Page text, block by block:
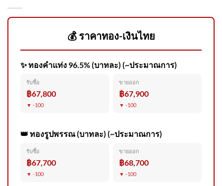
ปิดล้อม 5 ชั่วโมง จับ “หมวดชัย”
ตำรวจเกษียณ บุกยิvหนุ่มฉุนไม่
ช่วยเคลียร์คดี |ลุยชนข่าว
(9 ส.ค. 69) นายชัชชาติ สิทธิ
พันธุ์ ผู้ว่าราชการ
💰 ราคาทอง-เงินไทย
✨ ทองคำแท่ง 96.5% (บาทละ) (~ประมาณการ)
รับซื้อ
฿67,800
▼ -100
ขายออก
฿67,900
▼ -100
👑 ทองรูปพรรณ (บาทละ) (~ประมาณการ)
รับซื้อ
฿67,700
▼ -100
ขายออก
฿68,700
▼ -100